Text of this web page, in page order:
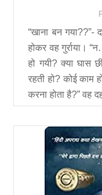
“खाना बन गया??”-
होकर वह गुर्राया।
हो गयी? क्या घास
रहती हो? कोई काम
करना होता है?”